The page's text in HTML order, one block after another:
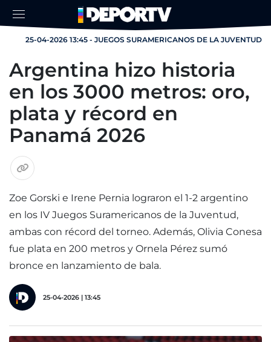
25-04-2026 13:45 - JUEGOS SURAMERICANOS DE LA JUVENTUD
Argentina hizo historia
en los 3000 metros: oro,
plata y récord en
Panamá 2026
Zoe Gorski e Irene Pernia lograron el 1-2 argentino
en los IV Juegos Suramericanos de la Juventud,
ambas con récord del torneo. Además, Olivia Conesa
fue plata en 200 metros y Ornela Pérez sumó
bronce en lanzamiento de bala.
25-04-2026 | 13:45